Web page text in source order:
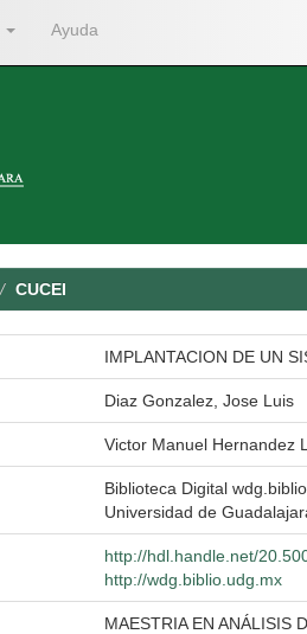
Ayuda
CUCEI
IMPLANTACION DE UN
Diaz Gonzalez, Jose Luis
Victor Manuel Hernandez
Biblioteca Digital wdg.biblio
Universidad de
http://hdl.handle.net/
http://wdg.biblio.udg.mx
MAESTRIA EN ANÁLISIS